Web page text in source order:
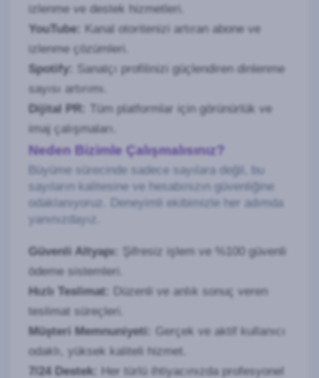
izlenme ve destek hizmetleri.
YouTube: Kanal otoritenizi artıran abone ve
izlenme çözümleri.
Spotify:
Sanatçı profilinizi güçlendiren dinlenme
sayısı artırımı.
Dijital PR:
Tüm platformlar için görünürlük ve
imaj çalışmaları.
Neden Bizimle Çalışmalısınız?
Büyüme sürecinde sadece sayılara değil, bu
sayıların kalitesine ve hesabınızın güvenliğine
odaklanıyoruz. Deneyimli ekibimizle her adımda
yanınızdayız.
Güvenli Altyapı:
Şifresiz işlem ve %100 güvenli
ödeme sistemleri.
Hızlı Teslimat:
Düzenli ve anlık sonuç veren
teslimat süreçleri.
Müşteri Memnuniyeti:
Gerçek ve aktif kullanıcı
odaklı, yüksek kaliteli hizmet.
7/24 Destek:
Her türlü ihtiyacınızda profesyonel